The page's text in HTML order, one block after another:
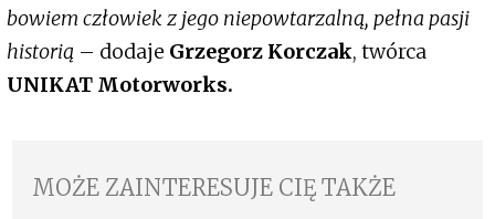
bowiem człowiek z jego niepowtarzalną, pełna pasji
historią – dodaje Grzegorz Korczak, twórca
UNIKAT Motorworks.
MOŻE ZAINTERESUJE CIĘ TAKŻE